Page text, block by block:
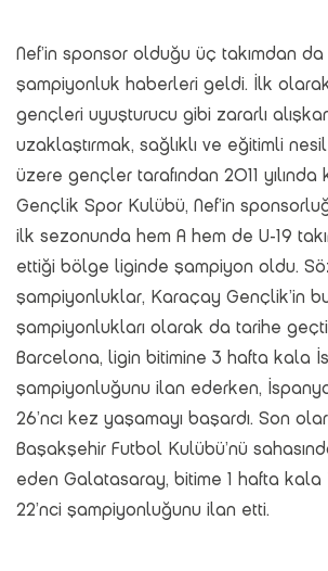
Nef’in sponsor olduğu üç takımdan da
şampiyonluk haberleri geldi. İlk
gençleri uyuşturucu gibi zararlı
uzaklaştırmak, sağlıklı ve eğitimli
üzere gençler tarafından 2011
Gençlik Spor Kulübü, Nef’in
ilk sezonunda hem A hem de U-19
ettiği bölge liginde şampiyon oldu.
şampiyonluklar, Karaçay Gençlik’in
şampiyonlukları olarak da tarihe
Barcelona, ligin bitimine 3 hafta kala
şampiyonluğunu ilan ederken,
26’ncı kez yaşamayı başardı. Son
Başakşehir Futbol Kulübü’nü
eden Galatasaray, bitime 1 hafta kala
22’nci şampiyonluğunu ilan etti.